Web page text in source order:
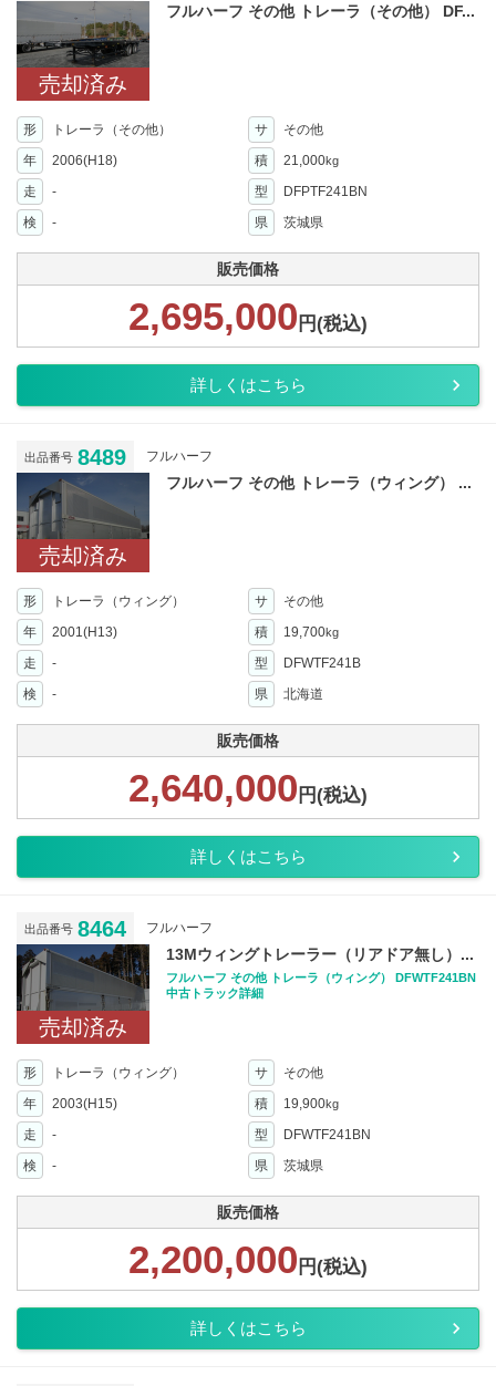
売却済み
フルハーフ その他 トレーラ（その他） DF...
形 トレーラ（その他） サ
その他
年
2006(H18) 積 21,000kg
走 - 型
DFPTF241BN
検
- 県 茨城県
販売価格
2,695,000 円(税込)
詳しくはこちら
出品番号 8489 フルハーフ
売却済み
フルハーフ その他 トレーラ（ウィング） ...
形 トレーラ（ウィング） サ
その他
年
2001(H13) 積 19,700kg
走 - 型
DFWTF241B
検
- 県 北海道
販売価格
2,640,000 円(税込)
詳しくはこちら
出品番号 8464 フルハーフ
売却済み
13Mウィングトレーラー（リアドア無し）...
フルハーフ その他 トレーラ（ウィング） DFWTF241BN
中古トラック詳細
形 トレーラ（ウィング） サ
その他
年
2003(H15) 積 19,900kg
走 - 型
DFWTF241BN
検
- 県 茨城県
販売価格
2,200,000 円(税込)
詳しくはこちら